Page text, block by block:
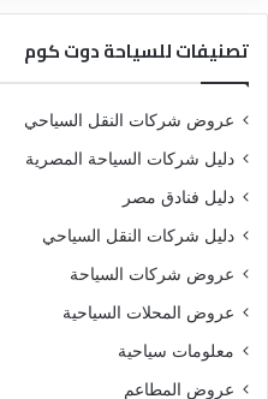
تصنيفات للسياحة دوت كوم
عروض شركات النقل السياحي
دليل شركات السياحة المصرية
دليل فنادق مصر
دليل شركات النقل السياحي
عروض شركات السياحة
عروض المحلات السياحية
معلومات سياحية
عروض المطاعم